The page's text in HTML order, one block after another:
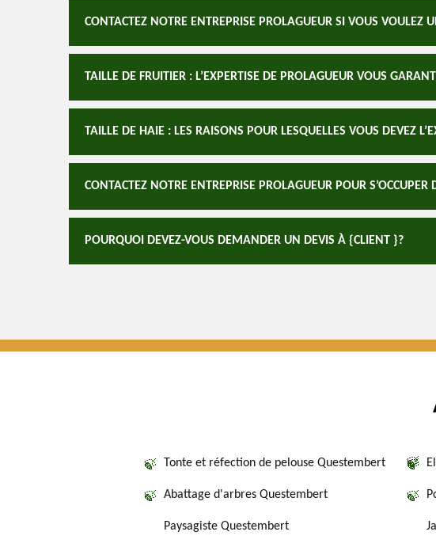
CONTACTEZ NOTRE ENTREPRISE PROLAGUEUR SI VOUS VOULEZ
TAILLE DE FRUITIER : L’EXPERTISE DE PROLAGUEUR VOUS
TAILLE DE HAIE : LES RAISONS POUR LESQUELLES VOUS DEVEZ
CONTACTEZ NOTRE ENTREPRISE PROLAGUEUR POUR S’OCCUPER
POURQUOI DEVEZ-VOUS DEMANDER UN DEVIS À {CLIENT }?
Tonte et réfection de pelouse Questembert
Abattage d'arbres Questembert
Paysagiste Questembert